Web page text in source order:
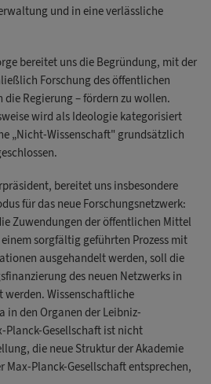
und in eine verlässliche
bereitet uns die Begründung, mit der
Forschung des öffentlichen
die Regierung – fördern zu wollen.
wird als Ideologie kategorisiert
„Nicht-Wissenschaft" grundsätzlich
bereitet uns insbesondere
für das neue Forschungsnetzwerk:
Zuwendungen der öffentlichen Mittel
sorgfältig geführten Prozess mit
ausgehandelt werden, soll die
des neuen Netzwerks in
Wissenschaftliche
in den Organen der Leibniz-
Planck-Gesellschaft ist nicht
die neue Struktur der Akademie
Max-Planck-Gesellschaft entsprechen,